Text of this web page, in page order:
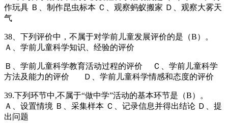
作玩具 Ｂ、制作昆虫标本 Ｃ、观察蚂蚁搬家 Ｄ、观察大雾天
气
38、下列评价中，不属于对学前儿童发展评价的是（B）。
Ａ、学前儿童科学知识、经验的评价
Ｂ、学前儿童科学教育活动过程的评价 Ｃ、学前儿童科学
方法及能力的评价 Ｄ、学前儿童科学情感和态度的评价
39.下列环节中,不属于“做中学”活动的基本环节是（B）。
Ａ、设置情境 Ｂ、采集样本 Ｃ、记录信息并得出结论 Ｄ、提
出问题